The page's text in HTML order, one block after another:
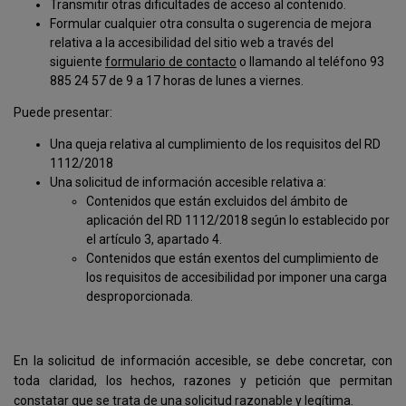
Transmitir otras dificultades de acceso al contenido.
Formular cualquier otra consulta o sugerencia de mejora
relativa a la accesibilidad del sitio web a través del
siguiente formulario de contacto o llamando al teléfono 93
885 24 57 de 9 a 17 horas de lunes a viernes.
Puede presentar:
Una queja relativa al cumplimiento de los requisitos del RD
1112/2018
Una solicitud de información accesible relativa a:
Contenidos que están excluidos del ámbito de
aplicación del RD 1112/2018 según lo establecido por
el artículo 3, apartado 4.
Contenidos que están exentos del cumplimiento de
los requisitos de accesibilidad por imponer una carga
desproporcionada.
En la solicitud de información accesible, se debe concretar, con
toda claridad, los hechos, razones y petición que permitan
constatar que se trata de una solicitud razonable y legítima.